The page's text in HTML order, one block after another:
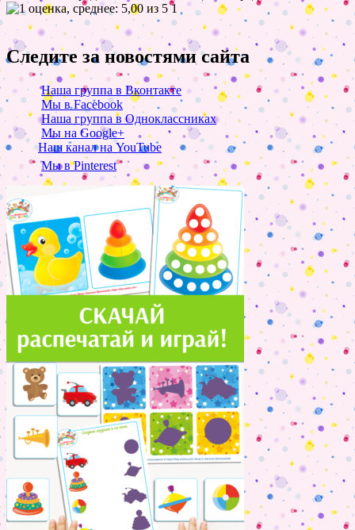
1
Следите за новостями сайта
Наша группа в Вконтакте
Мы в Facebook
Наша группа в Одноклассниках
Мы на Google+
Наш канал на YouTube
Мы в Pinterest